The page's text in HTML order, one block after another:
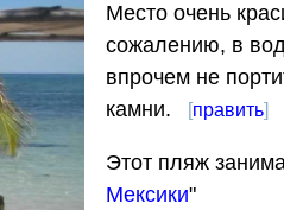
Место очень
сожалению, в
впрочем не
камни.
[править]
Этот пляж
Мексики"